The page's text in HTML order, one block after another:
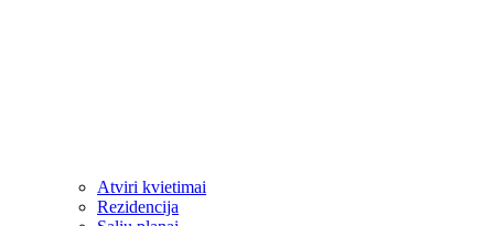
Atviri kvietimai
Rezidencija